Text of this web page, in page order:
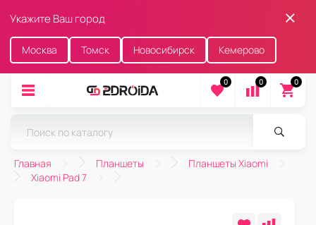
Укажите Ваш город
Москва Томск Новосибирск Кемерово
0 0 0
Главная Планшеты
Планшеты Xiaomi
Xiaomi Pad 7